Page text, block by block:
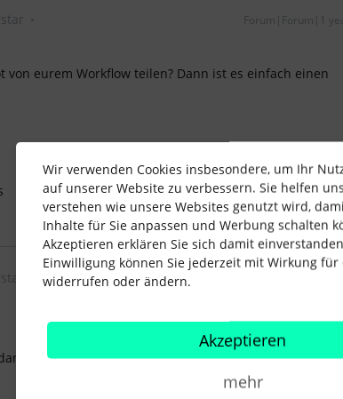
Forum|Forum|1
von eurem Workflow teilen? Dann ist es einfach einen
sind die Zeiten immer sofort genehmigt. 🤓
Wir verwenden Cookies insbesondere, um Ihr
auf unserer Website zu verbessern. Sie helfen
verstehen wie unsere Websites genutzt wird,
Inhalte für Sie anpassen und Werbung schalten
Akzeptieren erklären Sie sich damit
Einwilligung können Sie jederzeit mit Wirkung
widerrufen oder ändern.
Akzeptieren
mehr